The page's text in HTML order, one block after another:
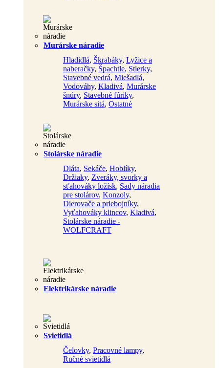
Murárske náradie
Hladidlá, Škrabáky, Lyžice a
naberačky, Špachtle, Stierky,
Stavebné vedrá, Miešadlá,
Vodováhy, Kladivá, Murárske
šnúry, Stavebné fúriky,
Murárske sitá, Ostatné
Stolárske náradie
Dláta, Sekáče, Hoblíky,
Držiaky, Zveráky, svorky a
sťahováky ložísk, Sady náradia
pre stolárov, Konzoly,
Dierovače a priebojníky,
Vyťahováky klincov, Kladivá,
Stolárske náradie -
WOLFCRAFT
Elektrikárske náradie
Svietidlá
Čelovky, Pracovné lampy,
Ručné svietidlá